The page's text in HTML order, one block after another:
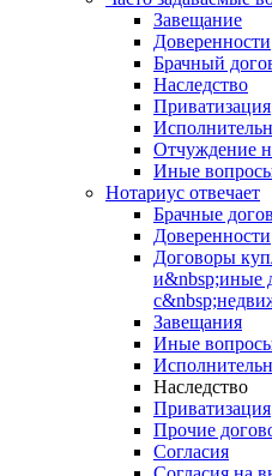
Завещание
Доверенности
Брачный
Наследство
Приватизация
Отчуждение
Иные
Нотариус отвечает
Брачные
Доверенности
Договоры
и&nbsp;иные
Завещания
Иные
Наследство
Приватизация
Прочие
Согласия